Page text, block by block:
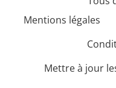
Mentions légales
Mettre à jour